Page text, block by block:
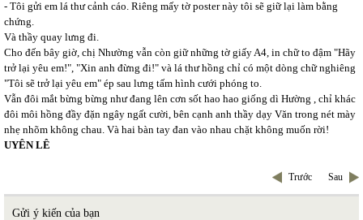
- Tôi gửi em lá thư cảnh cáo. Riêng mấy tờ poster này tôi sẽ giữ lại làm bằng
chứng.
Và thầy quay lưng đi.
Cho đến bây giờ, chị Nhường vẫn còn giữ những tờ giấy A4, in chữ to đậm "Hãy
trở lại yêu em!", "Xin anh đừng đi!" và lá thư hồng chỉ có một dòng chữ nghiêng
"Tôi sẽ trở lại yêu em" ép sau lưng tấm hình cưới phóng to.
Vẫn đôi mắt bừng bừng như đang lên cơn sốt hao hao giống dì Hường , chỉ khác
đôi môi hồng đầy đặn ngây ngất cười, bên cạnh anh thầy dạy Văn trong nét mày
nhẹ nhõm không chau. Và hai bàn tay đan vào nhau chặt không muốn rời!
UYÊN LÊ
Trước Sau
Gửi ý kiến của bạn